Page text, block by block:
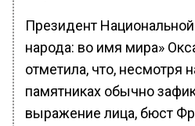
Президент
народа: во имя мира»
отметила, что, несмотря
памятниках обычно
выражение лица, бюст